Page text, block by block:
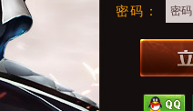
密码：